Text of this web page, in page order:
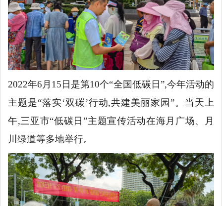
2022年6月15日是第10个“全国低碳日”,今年活动的
主题是“落实‘双碳’行动,共建美丽家园”。当天上
午,三亚市“低碳日”主题宣传活动在海月广场、月
川绿道等多地举行。